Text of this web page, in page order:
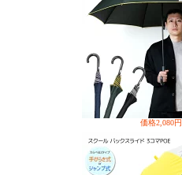
価格2,080円